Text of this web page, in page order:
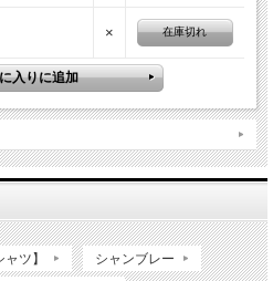
× 在庫切れ
ャツ】 シャンブレー